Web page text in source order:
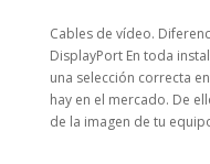
Cables de vídeo.
DisplayPort En toda
una selección correcta
hay en el mercado. De
de la imagen de tu